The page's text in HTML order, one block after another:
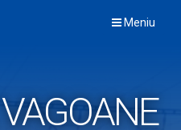
Meniu